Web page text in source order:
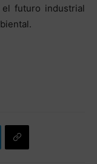
el futuro industrial